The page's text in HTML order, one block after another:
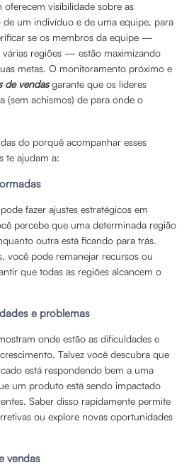
oferecem visibilidade sobre as
de um indivíduo e de uma equipe, para
se os membros da equipe —
regiões — estão maximizando
metas. O monitoramento próximo e
de vendasgarante que os líderes
(sem achismos) de para onde o
do porquê acompanhar esses
te ajudam a:
fazer ajustes estratégicos em
percebe que uma determinada região
outra está ficando para trás.
você pode remanejar recursos ou
que todas as regiões alcancem o
e problemas
onde estão as dificuldades e
Talvez você descubra que
está respondendo bem a uma
um produto está sendo impactado
Saber disso rapidamente permite
ou explore novas oportunidades
vendas